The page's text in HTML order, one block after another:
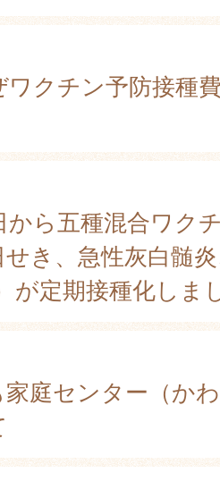
クチン予防接種
から五種混合ワク
き、急性灰白髄
が定期接種化しま
家庭センター（か